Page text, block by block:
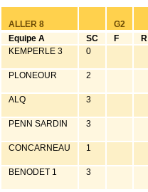
ALLER 8
G2
Equipe A
SC F
R
KEMPERLE 3
0
PLONEOUR 2
ALQ 3
PENN SARDIN 3
CONCARNEAU 1
BENODET 1 3